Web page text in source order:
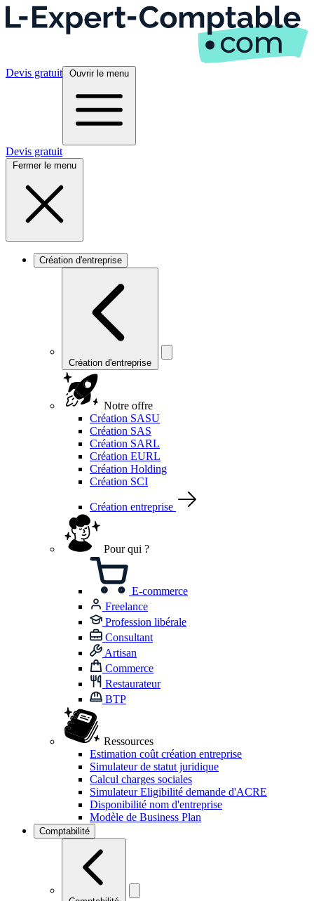
Devis gratuit Ouvrir le menu
Devis gratuit
Fermer le menu
Création d'entreprise
Création d'entreprise
Notre offre
Création SASU
Création SAS
Création SARL
Création EURL
Création Holding
Création SCI
Création entreprise
Pour qui ?
E-commerce
Freelance
Profession libérale
Consultant
Artisan
Commerce
Restaurateur
BTP
Ressources
Estimation coût création entreprise
Simulateur de statut juridique
Calcul charges sociales
Simulateur Eligibilité demande d'ACRE
Disponibilité nom d'entreprise
Modèle de Business Plan
Comptabilité